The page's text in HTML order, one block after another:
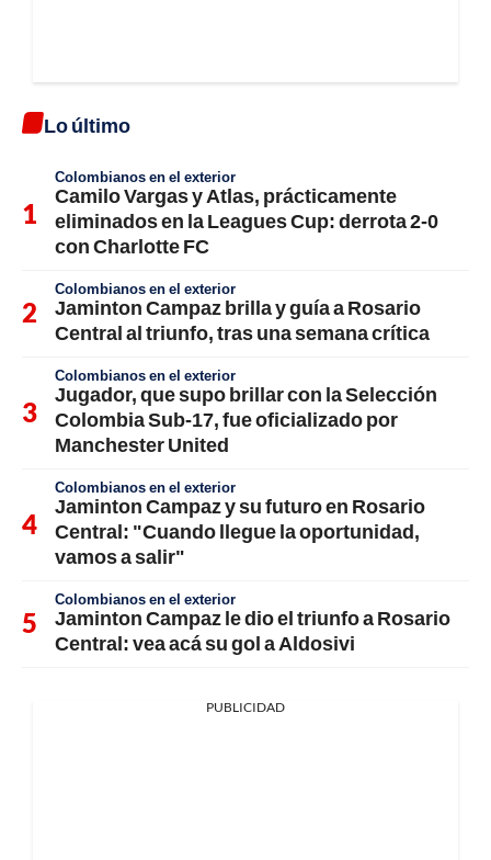
Lo último
Colombianos en el exterior
Camilo Vargas y Atlas, prácticamente
eliminados en la Leagues Cup: derrota 2-0
con Charlotte FC
Colombianos en el exterior
Jaminton Campaz brilla y guía a Rosario
Central al triunfo, tras una semana crítica
Colombianos en el exterior
Jugador, que supo brillar con la Selección
Colombia Sub-17, fue oficializado por
Manchester United
Colombianos en el exterior
Jaminton Campaz y su futuro en Rosario
Central: "Cuando llegue la oportunidad,
vamos a salir"
Colombianos en el exterior
Jaminton Campaz le dio el triunfo a Rosario
Central: vea acá su gol a Aldosivi
PUBLICIDAD